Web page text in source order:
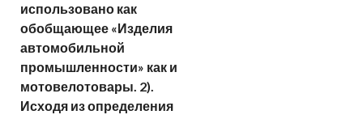
использовано как
обобщающее «Изделия
автомобильной
промышленности» как и
мотовелотовары. 2).
Исходя из определения